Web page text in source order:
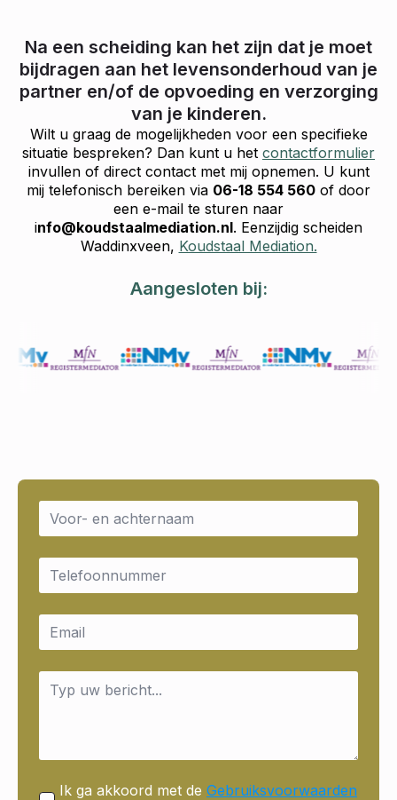
Na een scheiding kan het zijn dat je moet
bijdragen aan het levensonderhoud van je
partner en/of de opvoeding en verzorging
van je kinderen.
Wilt u graag de mogelijkheden voor een specifieke
situatie bespreken? Dan kunt u het contactformulier
invullen of direct contact met mij opnemen. U kunt
mij telefonisch bereiken via 06-18 554 560 of door
een e-mail te sturen naar
info@koudstaalmediation.nl. Eenzijdig scheiden
Waddinxveen, Koudstaal Mediation.
Aangesloten bij:
Name
Email
Email
Message
Ik ga akkoord met de Gebruiksvoorwaarden